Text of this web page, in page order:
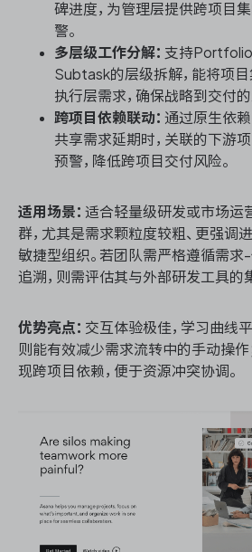
碑进度，为管理层提供跨项目
警。
多层级工作分解： 支持
Subtask的层级拆解，能将项
执行层需求，确保战略到交付的
跨项目依赖联动： 通过原生依
共享需求延期时，关联的下游
预警，降低跨项目交付风险。
适用场景： 适合轻量级研发或市场运
群，尤其是需求颗粒度较粗、更强调
敏捷型组织。若团队需严格遵循需
追溯，则需评估其与外部研发工具的
优势亮点： 交互体验极佳，学习曲线
则能有效减少需求流转中的手动操作
现跨项目依赖，便于资源冲突协调。